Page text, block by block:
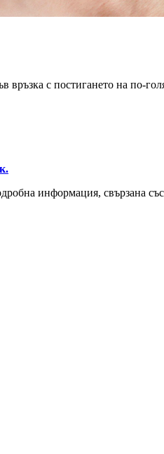
с постигането на по-
информация, свързана